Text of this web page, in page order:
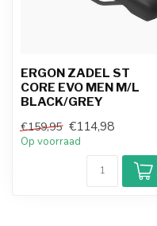
ERGON ZADEL ST
CORE EVO MEN M/L
BLACK/GREY
€159,95 €114,98
Op voorraad